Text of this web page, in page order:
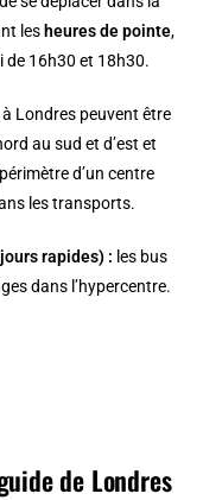
les heures de pointe,
de 16h30 et 18h30.
Londres peuvent être
au sud et d’est et
d’un centre
les transports.
rapides) : les bus
dans l’hypercentre.
de Londres